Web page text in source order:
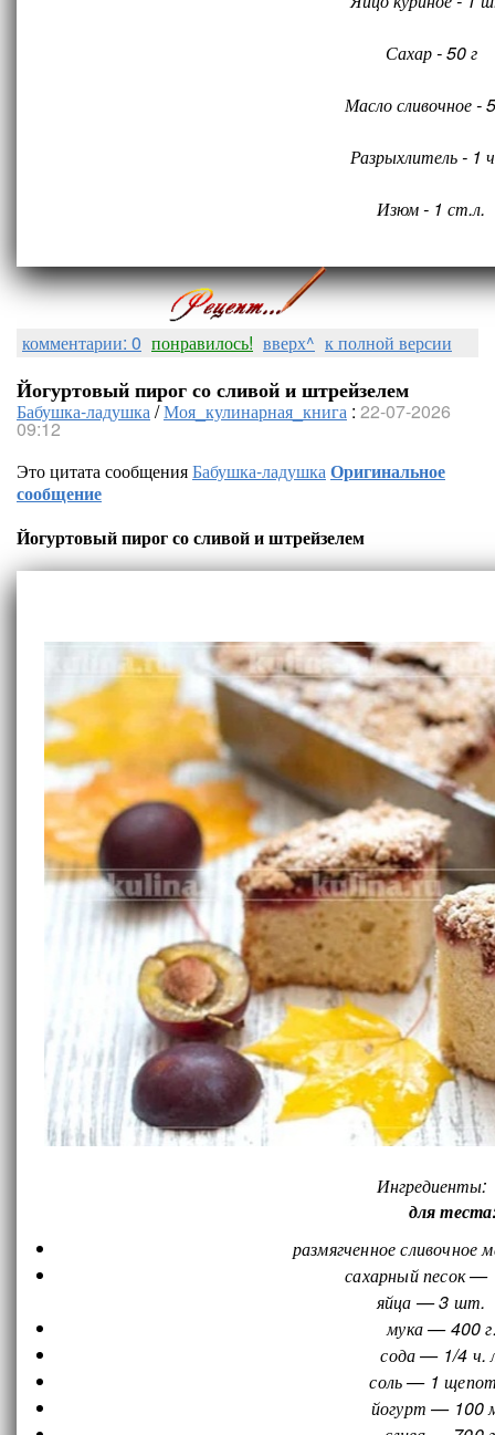
Сахар - 50 г
Масло сливочное -
Разрыхлитель - 1
Изюм - 1 ст.л.
комментарии: 0 понравилось! вверх^ к полной версии
Йогуртовый пирог со сливой и штрейзелем
Бабушка-ладушка/Моя_кулинарная_книга : 22-07-2026
09:12
Это цитата сообщенияБабушка-ладушкаОригинальное
сообщение
Йогуртовый пирог со сливой и штрейзелем
Ингредиенты:
для
размягченное сливочное
сахарный песок —
яйца — 3 шт.
мука — 400
сода — 1/4 ч.
соль — 1
йогурт — 100